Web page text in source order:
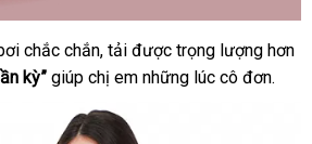
chắc chắnphản
hồi
, tải xưởng
được trọng lượng hơn
kỳ” giúp chị em Đức
những lúc cô đơn.